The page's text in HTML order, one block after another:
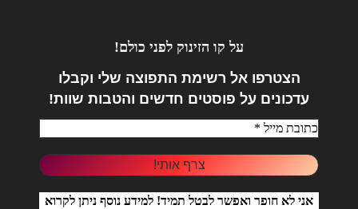
על קו הזינוק לפני כולם!
הצטרפו אל רשימת התפוצה שלי וקבלו
עדכונים על פוסטים חדשים והטבות שוות!
אני לא חופר ואפשר לבטל תמיד! למידע נוסף ניתן לקרוא